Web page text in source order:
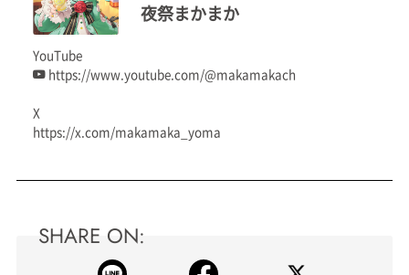
夜祭まかまか
YouTube
https://www.youtube.com/@makamakach
X
https://x.com/makamaka_yoma
SHARE ON: